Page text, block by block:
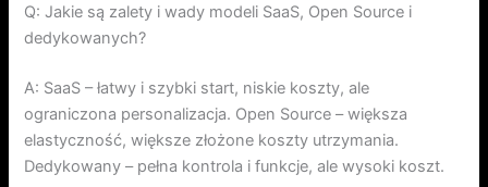
Q: Jakie są zalety i wady modeli SaaS, Open Source i
dedykowanych?
A: SaaS – łatwy i szybki start, niskie koszty, ale
ograniczona personalizacja. Open Source – większa
elastyczność, większe złożone koszty utrzymania.
Dedykowany – pełna kontrola i funkcje, ale wysoki koszt.